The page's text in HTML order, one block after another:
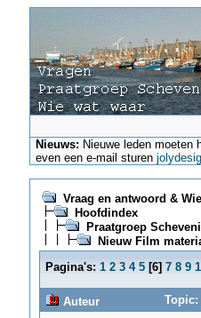
Nieuws: Nieuwe leden
even een e-mail sturen
Vraag en antwoord &
Hoofdindex
Praatgroep
Nieuw Film
Pagina's: 1 2 3 4 5[6] 7 8 9
Auteur
Topic: